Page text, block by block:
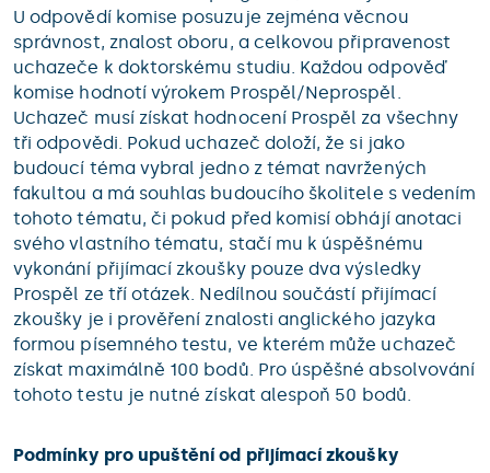
U odpovědí komise posuzuje zejména věcnou
správnost, znalost oboru, a celkovou připravenost
uchazeče k doktorskému studiu. Každou odpověď
komise hodnotí výrokem Prospěl/Neprospěl.
Uchazeč musí získat hodnocení Prospěl za všechny
tři odpovědi. Pokud uchazeč doloží, že si jako
budoucí téma vybral jedno z témat navržených
fakultou a má souhlas budoucího školitele s vedením
tohoto tématu, či pokud před komisí obhájí anotaci
svého vlastního tématu, stačí mu k úspěšnému
vykonání přijímací zkoušky pouze dva výsledky
Prospěl ze tří otázek. Nedílnou součástí přijímací
zkoušky je i prověření znalosti anglického jazyka
formou písemného testu, ve kterém může uchazeč
získat maximálně 100 bodů. Pro úspěšné absolvování
tohoto testu je nutné získat alespoň 50 bodů.
Podmínky pro upuštění od přijímací zkoušky